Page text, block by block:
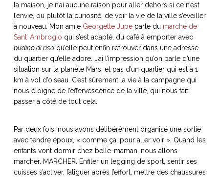
Burano, la palette
de tous les
superlatifs
la maison, je n’ai aucune raison pour aller dehors si ce n’est
l’envie, ou plutôt la curiosité, de voir la vie de la ville s’éveiller
à nouveau. Mon amie Georgette Jupeparle du marché de
Sant’ Ambrogio qui s’est adapté, du café à emporter avec
budino di risoqu’elle peut enfin retrouver dans une adresse
du quartier qu’elle adore. J’ai l’impression qu’on parle d’une
situation sur la planète Mars, et pas d’un quartier qui est à 1
km à vol d’oiseau. C’est sûrement la vie à la campagne qui
nous éloigne de l’effervescence de la ville, qui nous fait
passer à côté de tout cela.
Par deux fois, nous avons délibérément organisé une sortie
avec tendre époux, « comme ça, pour aller voir ». Quand les
enfants vont dormir chez belle-maman, nous allons
marcher. MARCHER. Enfiler un legging de sport, sentir ses
cuisses s’activer, fatiguer après l’effort, mettre des chaussures